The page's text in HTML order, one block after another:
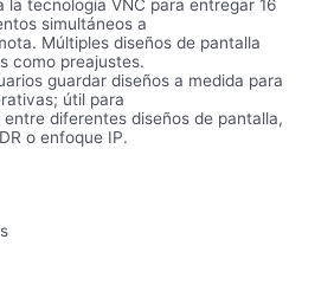
la tecnología VNC para entregar 16
simultáneos a
Múltiples diseños de pantalla
como preajustes.
guardar diseños a medida para
útil para
diferentes diseños de pantalla,
o enfoque IP.